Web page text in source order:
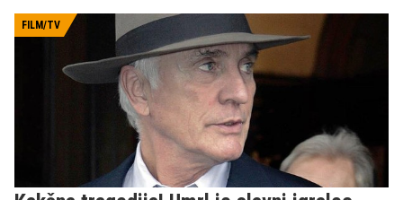
FILM/TV